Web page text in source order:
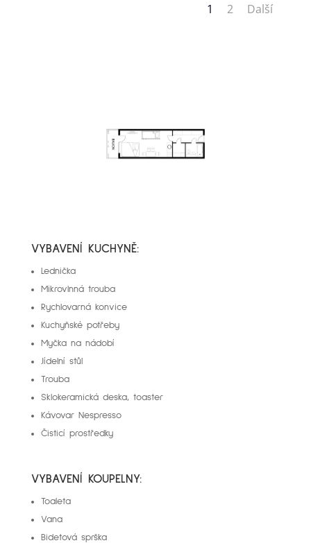
1 2 Další
VYBAVENÍ KUCHYNĚ:
Lednička
Mikrovlnná trouba
Rychlovarná konvice
Kuchyňské potřeby
Myčka na nádobí
Jídelní stůl
Trouba
Sklokeramická deska, toaster
Kávovar Nespresso
Čisticí prostředky
VYBAVENÍ KOUPELNY:
Toaleta
Vana
Bidetová sprška